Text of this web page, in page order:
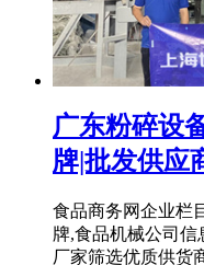
广东粉碎设
牌|批发供应
食品商务网企业栏
牌,食品机械公司信
厂家筛选优质供货